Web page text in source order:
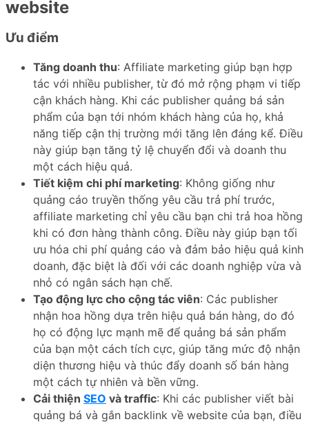
website
Ưu điểm
Tăng doanh thu: Affiliate marketing giúp bạn hợp
tác với nhiều publisher, từ đó mở rộng phạm vi tiếp
cận khách hàng. Khi các publisher quảng bá sản
phẩm của bạn tới nhóm khách hàng của họ, khả
năng tiếp cận thị trường mới tăng lên đáng kể. Điều
này giúp bạn tăng tỷ lệ chuyển đổi và doanh thu
một cách hiệu quả.
Tiết kiệm chi phí marketing: Không giống như
quảng cáo truyền thống yêu cầu trả phí trước,
affiliate marketing chỉ yêu cầu bạn chi trả hoa hồng
khi có đơn hàng thành công. Điều này giúp bạn tối
ưu hóa chi phí quảng cáo và đảm bảo hiệu quả kinh
doanh, đặc biệt là đối với các doanh nghiệp vừa và
nhỏ có ngân sách hạn chế.
Tạo động lực cho cộng tác viên: Các publisher
nhận hoa hồng dựa trên hiệu quả bán hàng, do đó
họ có động lực mạnh mẽ để quảng bá sản phẩm
của bạn một cách tích cực, giúp tăng mức độ nhận
diện thương hiệu và thúc đẩy doanh số bán hàng
một cách tự nhiên và bền vững.
Cải thiện SEO và traffic: Khi các publisher viết bài
quảng bá và gắn backlink về website của bạn, điều